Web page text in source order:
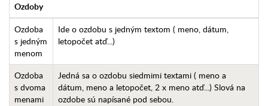
Ozdoby
Ozdoba
s jedným
menom
Ide o ozdobu s jedným textom ( meno, dátum,
letopočet atď...)
Ozdoba
s dvoma
menami
Jedná sa o ozdobu siedmimi textami ( meno a
dátum, meno a letopočet, 2 x meno atď...) Slová na
ozdobe sú napísané pod sebou.